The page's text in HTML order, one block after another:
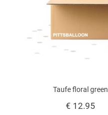
Taufe floral green
€ 12.95